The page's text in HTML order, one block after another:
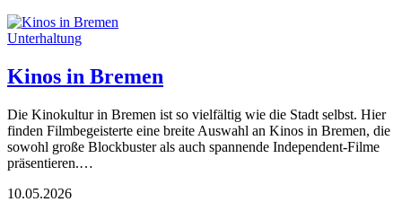
Unterhaltung
Kinos in Bremen
Die Kinokultur in Bremen ist so vielfältig wie die Stadt selbst. Hier
finden Filmbegeisterte eine breite Auswahl an Kinos in Bremen, die
sowohl große Blockbuster als auch spannende Independent-Filme
präsentieren.…
10.05.2026